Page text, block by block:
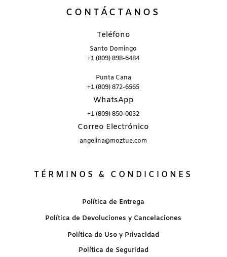
CONTÁCTANOS
Teléfono
Santo Domingo
+1 (809) 898-6484
Punta Cana
+1 (809) 872-6565
WhatsApp
+1 (809) 850-0032
Correo Electrónico
angelina@moztue.com
TÉRMINOS & CONDICIONES
Política de Entrega
Política de Devoluciones y Cancelaciones
Política de Uso y Privacidad
Política de Seguridad